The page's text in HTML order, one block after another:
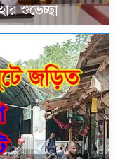
শুভেচ্ছা